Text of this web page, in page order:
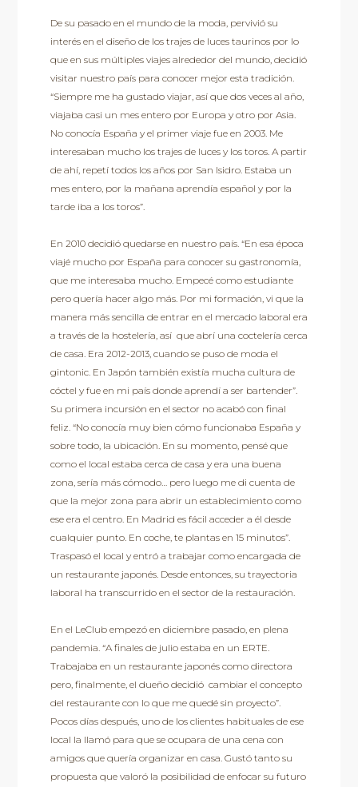
De su pasado en el mundo de la moda, pervivió su
interés en el diseño de los trajes de luces taurinos por lo
que en sus múltiples viajes alrededor del mundo, decidió
visitar nuestro país para conocer mejor esta tradición.
“Siempre me ha gustado viajar, así que dos veces al año,
viajaba casi un mes entero por Europa y otro por Asia.
No conocía España y el primer viaje fue en 2003. Me
interesaban mucho los trajes de luces y los toros. A partir
de ahí, repetí todos los años por San Isidro. Estaba un
mes entero, por la mañana aprendía español y por la
tarde iba a los toros”.
En 2010 decidió quedarse en nuestro país. “En esa época
viajé mucho por España para conocer su gastronomía,
que me interesaba mucho. Empecé como estudiante
pero quería hacer algo más. Por mi formación, vi que la
manera más sencilla de entrar en el mercado laboral era
a través de la hostelería, así que abrí una coctelería cerca
de casa. Era 2012-2013, cuando se puso de moda el
gintonic. En Japón también existía mucha cultura de
cóctel y fue en mi país donde aprendí a ser bartender”.
Su primera incursión en el sector no acabó con final
feliz. “No conocía muy bien cómo funcionaba España y
sobre todo, la ubicación. En su momento, pensé que
como el local estaba cerca de casa y era una buena
zona, sería más cómodo… pero luego me di cuenta de
que la mejor zona para abrir un establecimiento como
ese era el centro. En Madrid es fácil acceder a él desde
cualquier punto. En coche, te plantas en 15 minutos”.
Traspasó el local y entró a trabajar como encargada de
un restaurante japonés. Desde entonces, su trayectoria
laboral ha transcurrido en el sector de la restauración.
En el LeClub empezó en diciembre pasado, en plena
pandemia. “A finales de julio estaba en un ERTE.
Trabajaba en un restaurante japonés como directora
pero, finalmente, el dueño decidió cambiar el concepto
del restaurante con lo que me quedé sin proyecto”.
Pocos días después, uno de los clientes habituales de ese
local la llamó para que se ocupara de una cena con
amigos que quería organizar en casa. Gustó tanto su
propuesta que valoró la posibilidad de enfocar su futuro